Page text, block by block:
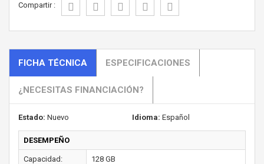
Compartir :
FICHA TÉCNICA ESPECIFICACIONES
¿NECESITAS FINANCIACIÓN?
Estado: Nuevo Idioma: Español
DESEMPEÑO
Capacidad: 128 GB